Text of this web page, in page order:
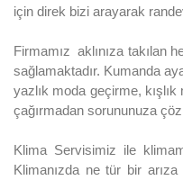
için direk bizi arayarak
Firmamız aklınıza takılan
sağlamaktadır. Kumanda
yazlık moda geçirme,
çağırmadan sorununuza
Klima Servisimiz ile
Klimanızda ne tür bir